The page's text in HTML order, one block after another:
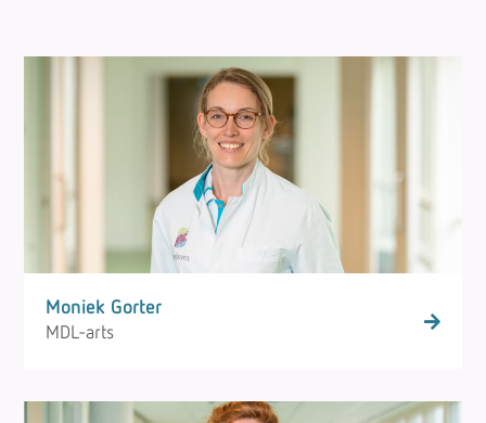
Moniek Gorter
MDL-arts